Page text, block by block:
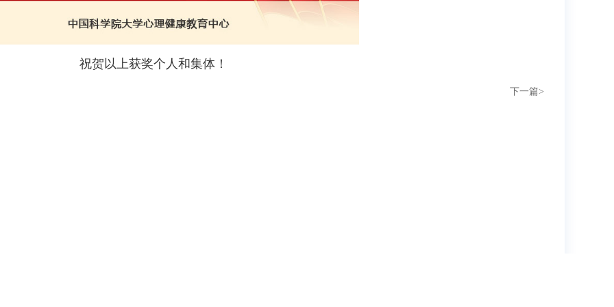
祝贺以上获奖个人和集体！
下一篇>